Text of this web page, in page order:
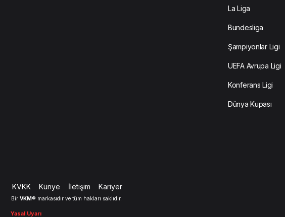
La Liga
Bundesliga
Şampiyonlar Ligi
UEFA Avrupa Ligi
Konferans Ligi
Dünya Kupası
KVKK Künye İletişim Kariyer
Bir VKM® markasıdır ve tüm hakları saklıdır.
Yasal Uyarı